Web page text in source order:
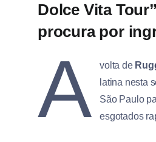
Dolce Vita
procura por
A volta de
latina nesta
São Paulo
esgotados